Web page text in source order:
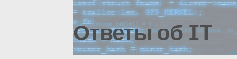
Ответы об IT